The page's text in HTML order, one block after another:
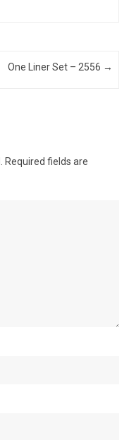
One Liner Set – 2556 →
Required fields are